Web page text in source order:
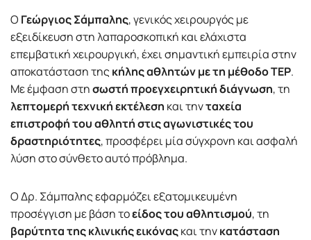
Ο Γεώργιος Σάμπαλης, γενικός χειρουργός με
εξειδίκευση στη λαπαροσκοπική και ελάχιστα
επεμβατική χειρουργική, έχει σημαντική εμπειρία στην
αποκατάσταση τηςκήλης αθλητών με τη μέθοδο TEP.
Με έμφαση στησωστή προεγχειρητική διάγνωση, τη
λεπτομερή τεχνική εκτέλεση και τηνταχεία
επιστροφή του αθλητή στις αγωνιστικές του
δραστηριότητες, προσφέρει μία σύγχρονη και ασφαλή
λύση στο σύνθετο αυτό πρόβλημα.
Ο Δρ. Σάμπαλης εφαρμόζει εξατομικευμένη
προσέγγιση με βάση τοείδος του αθλητισμού, τη
βαρύτητα της κλινικής εικόναςκαι τηνκατάσταση